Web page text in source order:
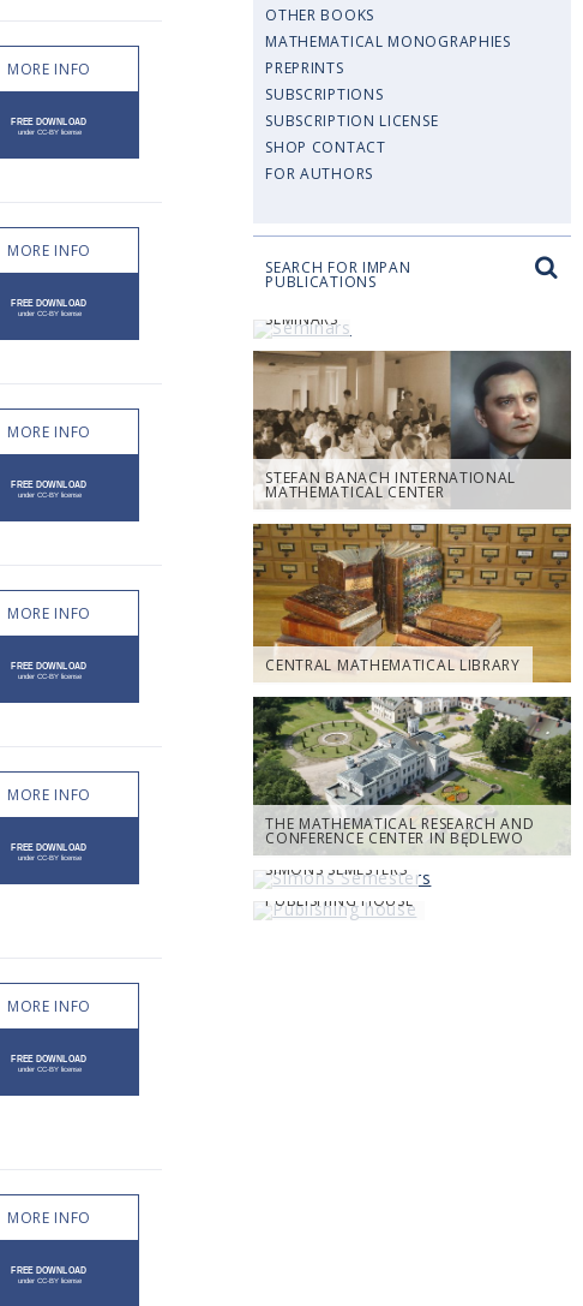
MORE INFO
MORE INFO
MORE INFO
MORE INFO
MORE INFO
MORE INFO
MORE INFO
OTHER BOOKS
MATHEMATICAL MONOGRAPHIES
PREPRINTS
SUBSCRIPTIONS
SUBSCRIPTION LICENSE
SHOP CONTACT
FOR AUTHORS
SEARCH FOR IMPAN
PUBLICATIONS
SEMINARS
STEFAN BANACH INTERNATIONAL
MATHEMATICAL CENTER
CENTRAL MATHEMATICAL LIBRARY
THE MATHEMATICAL RESEARCH AND
CONFERENCE CENTER IN BĘDLEWO
SIMONS SEMESTERS
PUBLISHING HOUSE